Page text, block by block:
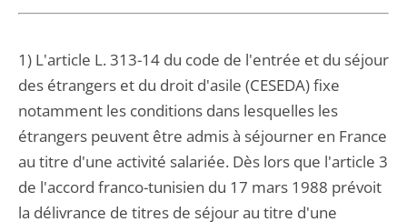
1) L'article L. 313-14 du code de l'entrée et du séjour
des étrangers et du droit d'asile (CESEDA) fixe
notamment les conditions dans lesquelles les
étrangers peuvent être admis à séjourner en France
au titre d'une activité salariée. Dès lors que l'article 3
de l'accord franco-tunisien du 17 mars 1988 prévoit
la délivrance de titres de séjour au titre d'une